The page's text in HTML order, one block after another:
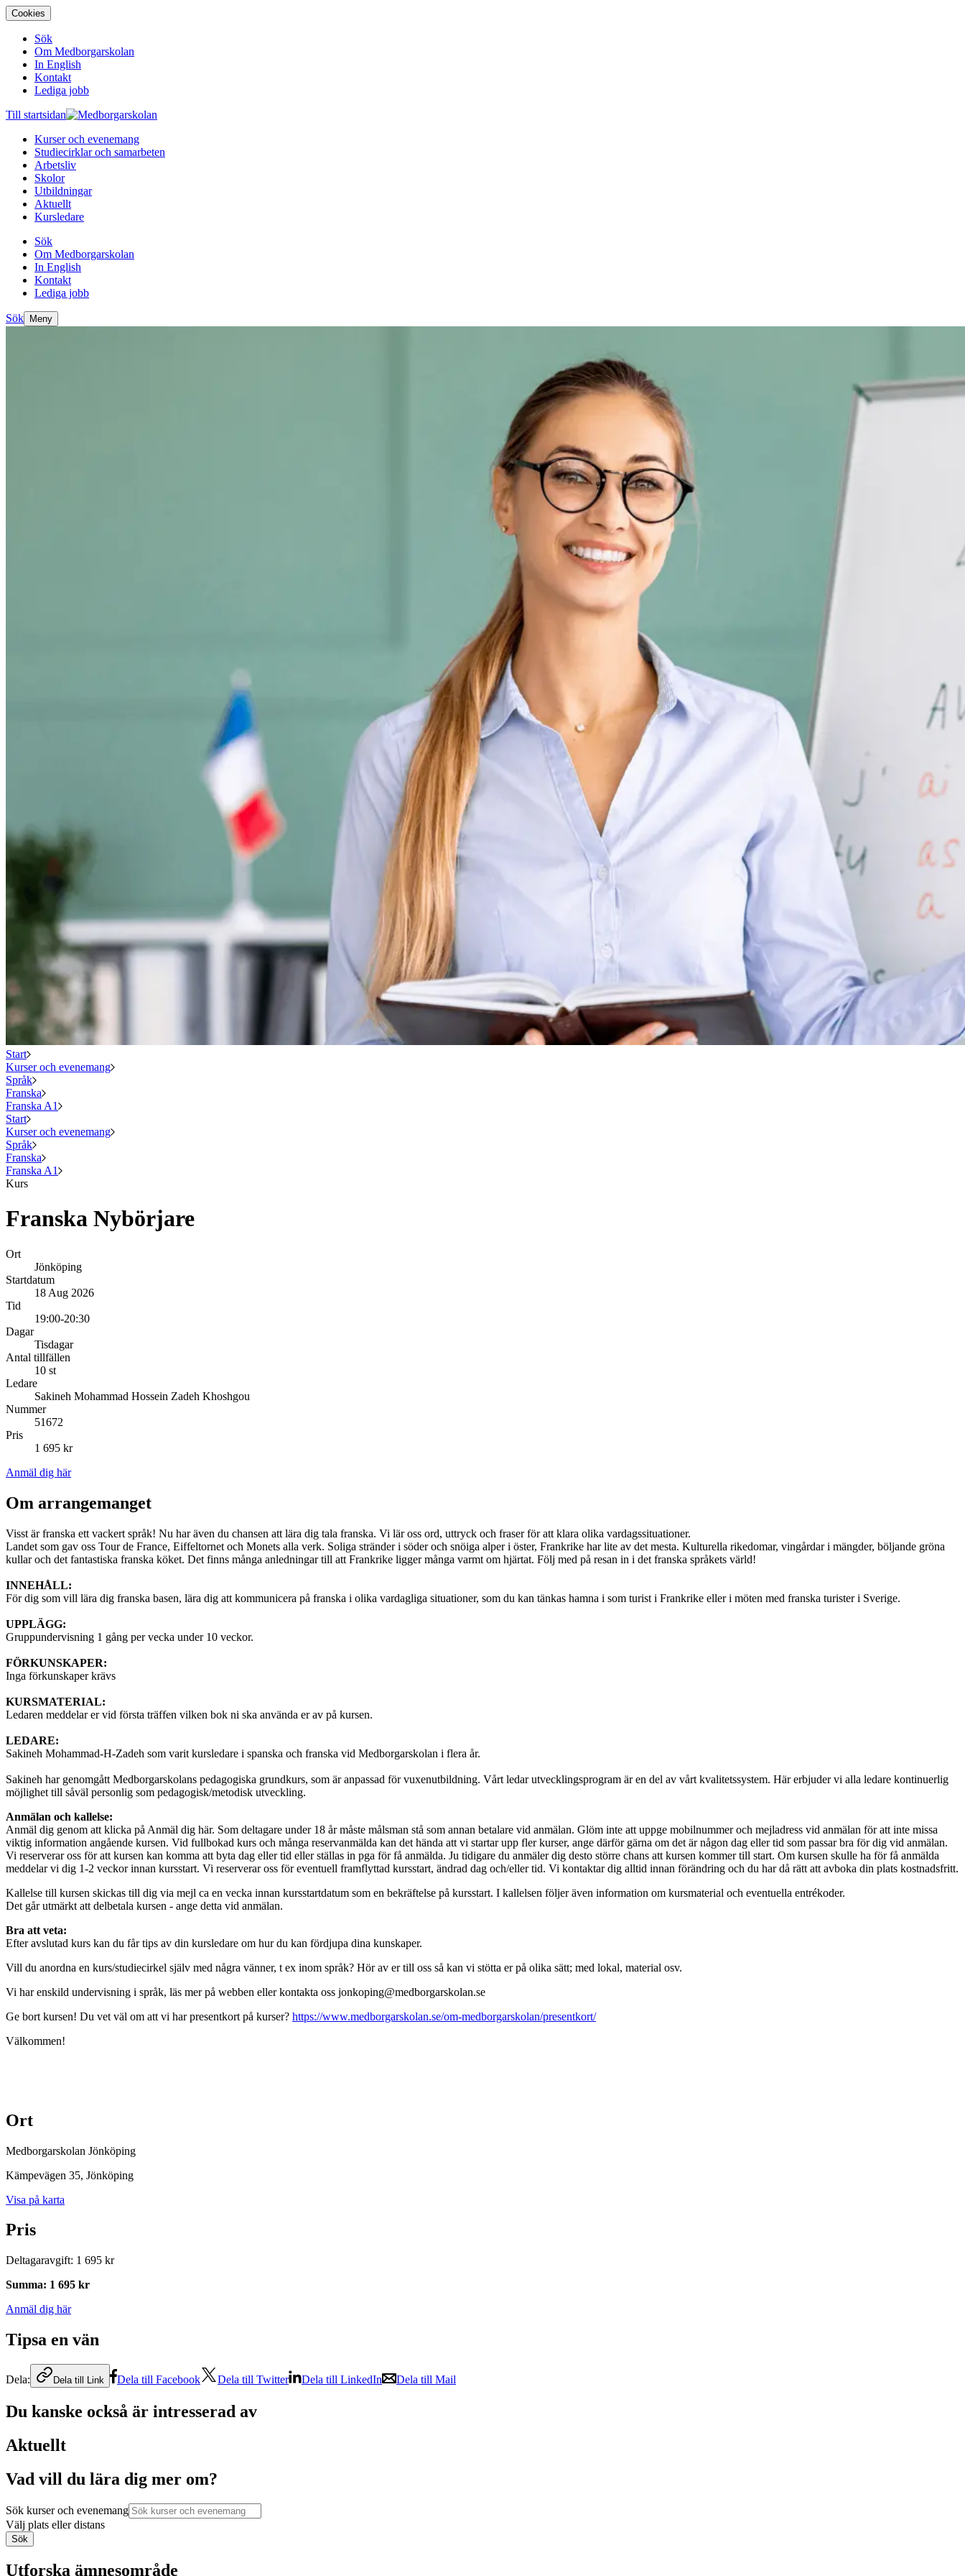
Cookies
Sök
Om Medborgarskolan
In English
Kontakt
Lediga jobb
Till startsidan
Kurser och evenemang
Studiecirklar och samarbeten
Arbetsliv
Skolor
Utbildningar
Aktuellt
Kursledare
Sök
Om Medborgarskolan
In English
Kontakt
Lediga jobb
Sök Meny
Start
Kurser och evenemang
Språk
Franska
Franska A1
Start
Kurser och evenemang
Språk
Franska
Franska A1
Kurs
Franska Nybörjare
Ort
Jönköping
Startdatum
18 Aug 2026
Tid
19:00-20:30
Dagar
Tisdagar
Antal tillfällen
10 st
Ledare
Sakineh Mohammad Hossein Zadeh Khoshgou
Nummer
51672
Pris
1 695 kr
Anmäl dig här
Om arrangemanget
Visst är franska ett vackert språk! Nu har även du chansen att lära dig tala franska. Vi lär oss ord, uttryck och fraser för att klara olika vardagssituationer.
Landet som gav oss Tour de France, Eiffeltornet och Monets alla verk. Soliga stränder i söder och snöiga alper i öster, Frankrike har lite av det mesta. Kulturella rikedomar, vingårdar i mängder, böljande gröna
kullar och det fantastiska franska köket. Det finns många anledningar till att Frankrike ligger många varmt om hjärtat. Följ med på resan in i det franska språkets värld!
INNEHÅLL:
För dig som vill lära dig franska basen, lära dig att kommunicera på franska i olika vardagliga situationer, som du kan tänkas hamna i som turist i Frankrike eller i möten med franska turister i Sverige.
UPPLÄGG:
Gruppundervisning 1 gång per vecka under 10 veckor.
FÖRKUNSKAPER:
Inga förkunskaper krävs
KURSMATERIAL:
Ledaren meddelar er vid första träffen vilken bok ni ska använda er av på kursen.
LEDARE:
Sakineh Mohammad-H-Zadeh som varit kursledare i spanska och franska vid Medborgarskolan i flera år.
Sakineh har genomgått Medborgarskolans pedagogiska grundkurs, som är anpassad för vuxenutbildning. Vårt ledar utvecklingsprogram är en del av vårt kvalitetssystem. Här erbjuder vi alla ledare kontinuerlig
möjlighet till såväl personlig som pedagogisk/metodisk utveckling.
Anmälan och kallelse:
Anmäl dig genom att klicka på Anmäl dig här. Som deltagare under 18 år måste målsman stå som annan betalare vid anmälan. Glöm inte att uppge mobilnummer och mejladress vid anmälan för att inte missa
viktig information angående kursen. Vid fullbokad kurs och många reservanmälda kan det hända att vi startar upp fler kurser, ange därför gärna om det är någon dag eller tid som passar bra för dig vid anmälan.
Vi reserverar oss för att kursen kan komma att byta dag eller tid eller ställas in pga för få anmälda. Ju tidigare du anmäler dig desto större chans att kursen kommer till start. Om kursen skulle ha för få anmälda
meddelar vi dig 1-2 veckor innan kursstart. Vi reserverar oss för eventuell framflyttad kursstart, ändrad dag och/eller tid. Vi kontaktar dig alltid innan förändring och du har då rätt att avboka din plats kostnadsfritt.
Kallelse till kursen skickas till dig via mejl ca en vecka innan kursstartdatum som en bekräftelse på kursstart. I kallelsen följer även information om kursmaterial och eventuella entrékoder.
Det går utmärkt att delbetala kursen - ange detta vid anmälan.
Bra att veta:
Efter avslutad kurs kan du får tips av din kursledare om hur du kan fördjupa dina kunskaper.
Vill du anordna en kurs/studiecirkel själv med några vänner, t ex inom språk? Hör av er till oss så kan vi stötta er på olika sätt; med lokal, material osv.
Vi har enskild undervisning i språk, läs mer på webben eller kontakta oss jonkoping@medborgarskolan.se
Ge bort kursen! Du vet väl om att vi har presentkort på kurser? https://www.medborgarskolan.se/om-medborgarskolan/presentkort/
Välkommen!
Ort
Medborgarskolan Jönköping
Kämpevägen 35, Jönköping
Visa på karta
Pris
Deltagaravgift: 1 695 kr
Summa: 1 695 kr
Anmäl dig här
Tipsa en vän
Dela: Dela till Link Dela till Facebook Dela till Twitter Dela till LinkedIn Dela till Mail
Du kanske också är intresserad av
Aktuellt
Vad vill du lära dig mer om?
Sök kurser och evenemang
Välj plats eller distans
Sök
Utforska ämnesområde